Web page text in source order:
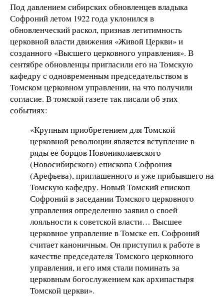
Под давлением сибирских обновленцев владыка
Софроний летом 1922 года уклонился в
обновленческий раскол, признав легитимность
церковной власти движения «Живой Церкви» и
созданного «Высшего церковного управления». В
сентябре обновленцы пригласили его на Томскую
кафедру с одновременным председательством в
Томском церковном управлении, на что получили
согласие. В томской газете так писали об этих
событиях:
«Крупным приобретением для Томской
церковной революции является вступление в
ряды ее борцов Новониколаевского
(Новосибирского) епископа Софрония
(Арефьева), приглашенного и уже прибывшего на
Томскую кафедру. Новый Томский епископ
Софроний в заседании Томского церковного
управления определенно заявил о своей
лояльности к советской власти… Высшее
церковное управление в Томске еп. Софроний
считает каноничным. Он приступил к работе в
качестве председателя Томского церковного
управления, и его имя стали поминать за
церковным богослужением как архипастыря
Томской церкви».